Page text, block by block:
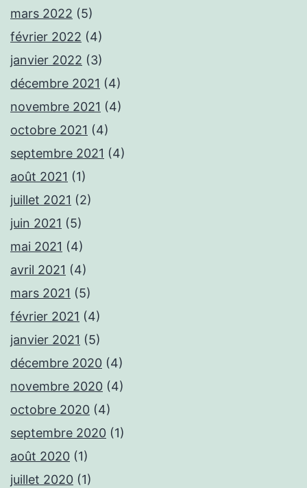
mars 2022 (5)
février 2022 (4)
janvier 2022 (3)
décembre 2021 (4)
novembre 2021 (4)
octobre 2021 (4)
septembre 2021 (4)
août 2021 (1)
juillet 2021 (2)
juin 2021 (5)
mai 2021 (4)
avril 2021 (4)
mars 2021 (5)
février 2021 (4)
janvier 2021 (5)
décembre 2020 (4)
novembre 2020 (4)
octobre 2020 (4)
septembre 2020 (1)
août 2020 (1)
juillet 2020 (1)